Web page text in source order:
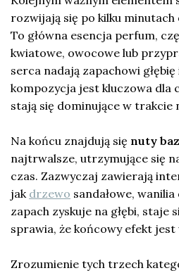
rozwijają się po kilku minutach
To główna esencja perfum,
kwiatowe, owocowe lub
serca nadają zapachowi
kompozycja jest kluczowa dla
stają się dominujące w trakcie
Na końcu znajdują się nuty
najtrwalsze, utrzymujące się
czas. Zazwyczaj zawierają
jak drzewo sandałowe,
zapach zyskuje na głębi, staje
sprawia, że końcowy efekt jest
Zrozumienie tych trzech